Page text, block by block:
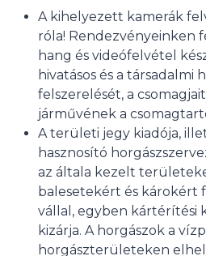
A kihelyezett kamerák
róla! Rendezvényeinken
hang és videófelvétel
hivatásos és a társadalmi
felszerelését, a
járművének a
A területi jegy kiadója,
hasznosító
az általa kezelt
balesetekért és károkért
vállal, egyben kártérítési
kizárja. A horgászok a
horgászterületeken